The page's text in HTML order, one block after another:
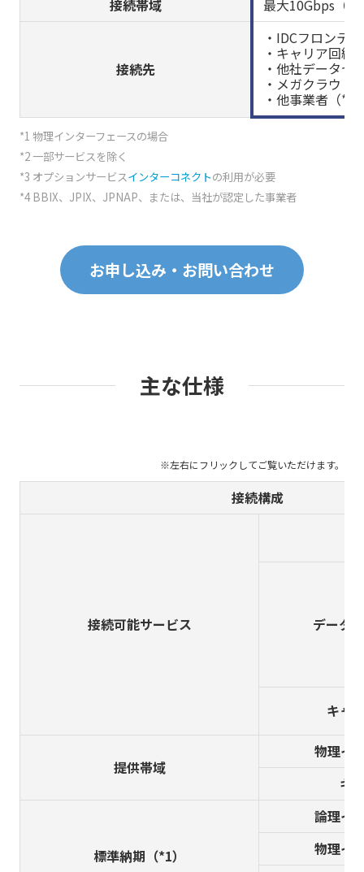
接続帯域
最大10Gbps（
接続先
・IDCフロンテ
・キャリア回線
・他社データセ
・メガクラウド
・他事業者（*4
*1 物理インターフェースの場合
*2 一部サービスを除く
*3 オプションサービスインターコネクトの利用が必要
*4 BBIX、JPIX、JPNAP、または、当社が認定した事業者
お申し込み・お問い合わせ
主な仕様
接続構成
接続可能サービス データ
キャ
提供帯域
物理イ
キ
標準納期（*1）
論理イ
物理イ